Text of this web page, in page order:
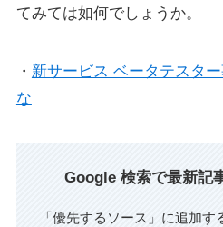
てみては如何でしょうか。
・ 新サービス ベータテスタ
な
Google 検索で最新記
「優先するソース」に追加